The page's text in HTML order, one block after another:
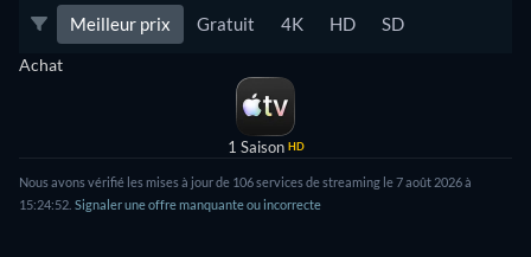
Meilleur prix Gratuit 4K HD SD
Achat
1 Saison HD
Nous avons vérifié les mises à jour de 106 services de streaming le 7 août 2026 à
15:24:52. Signaler une offre manquante ou incorrecte